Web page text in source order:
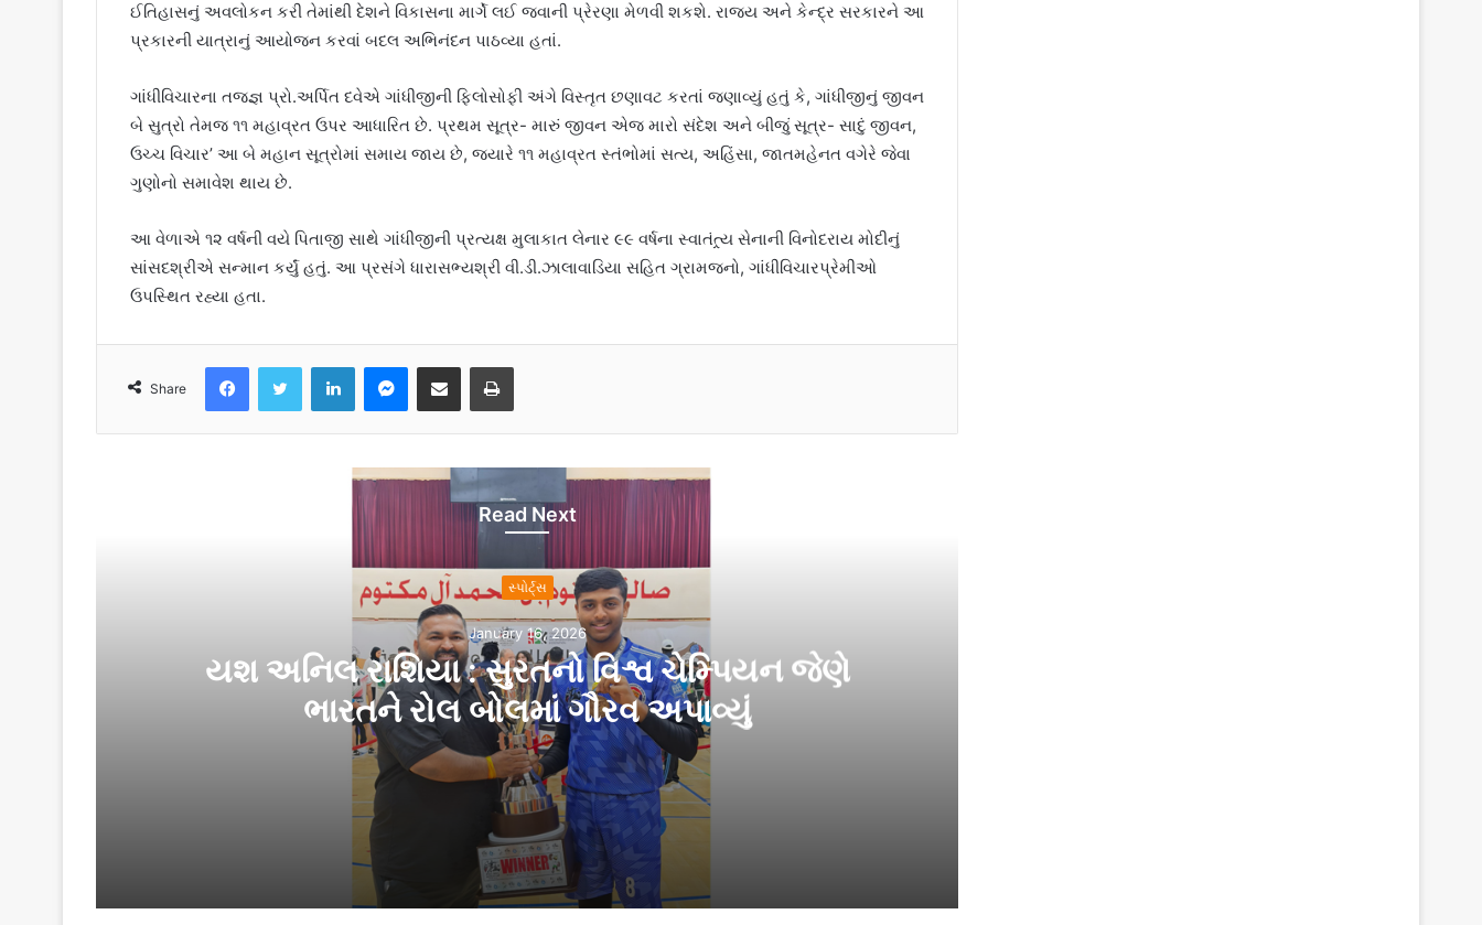
ઈતિહાસનું અવલોકન કરી તેમાંથી દેશને વિકાસના માર્ગે લઈ જવાની પ્રેરણા મેળવી શકશે. રાજ્ય અને કેન્દ્ર સરકારને આ
પ્રકારની યાત્રાનું આયોજન કરવાં બદલ અભિનંદન પાઠવ્યા હતાં.
ગાંધીવિચારના તજજ્ઞ પ્રો.અર્પિત દવેએ ગાંધીજીની ફિલોસોફી અંગે વિસ્તૃત છણાવટ કરતાં જણાવ્યું હતું કે, ગાંધીજીનું જીવન
બે સુત્રો તેમજ ૧૧ મહાવ્રત ઉપર આધારિત છે. પ્રથમ સૂત્ર- મારું જીવન એજ મારો સંદેશ અને બીજું સૂત્ર- સાદું જીવન,
ઉચ્ચ વિચાર’ આ બે મહાન સૂત્રોમાં સમાય જાય છે, જ્યારે ૧૧ મહાવ્રત સ્તંભોમાં સત્ય, અહિંસા, જાતમહેનત વગેરે જેવા
ગુણોનો સમાવેશ થાય છે.
આ વેળાએ ૧૨ વર્ષની વયે પિતાજી સાથે ગાંધીજીની પ્રત્યક્ષ મુલાકાત લેનાર ૯૯ વર્ષના સ્વાતંત્ર્ય સેનાની વિનોદરાય મોદીનું
સાંસદશ્રીએ સન્માન કર્યું હતું. આ પ્રસંગે ધારાસભ્યશ્રી વી.ડી.ઝાલાવાડિયા સહિત ગ્રામજનો, ગાંધીવિચારપ્રેમીઓ
ઉપસ્થિત રહ્યા હતા.
Share
Read Next
સ્પોર્ટ્સ
January 16, 2026
યશ અનિલ રાશિયા : સુરતનો વિશ્વ ચેમ્પિયન જેણે
ભારતને રોલ બોલમાં ગૌરવ અપાવ્યું
યશ અનિલ રાશિયા : સુરતનો વિશ્વ ચેમ્પિયન જેણે ભારતને રોલ બોલમાં ગૌરવ અપાવ્યું